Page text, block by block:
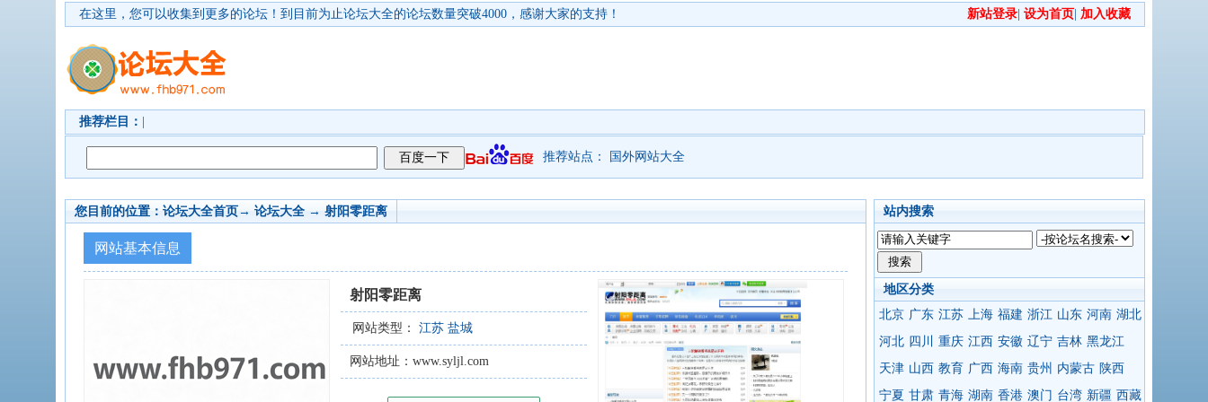
新站登录 设为首页 加入收藏
在这里，您可以收集到更多的论坛！ 到目前为止论坛大全的论坛数量突破4000，感谢大家的支持！
推荐栏目：
推荐站点： 国外网站大全
站内搜索
地区分类
北京 广东 江苏 上海 福建 浙江 山东 河南 湖北
河北 四川 重庆 江西 安徽 辽宁 吉林 黑龙江
天津 山西 教育 广西 海南 贵州 内蒙古 陕西
宁夏 甘肃 青海 湖南 香港 澳门 台湾 新疆 西藏
您目前的位置： 论坛大全首页→ 论坛大全 → 射阳零距离
网站基本信息
射阳零距离
网站类型： 江苏 盐城
网站地址：www.syljl.com